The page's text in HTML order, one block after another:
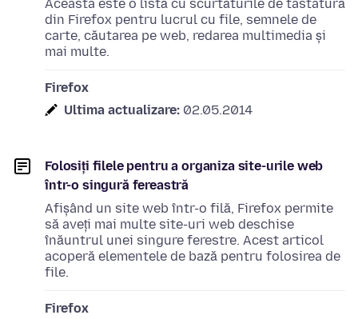
Aceasta este o listă cu scurtăturile de tastatură
din Firefox pentru lucrul cu file, semnele de
carte, căutarea pe web, redarea multimedia și
mai multe.
Firefox
Ultima actualizare: 02.05.2014
Folosiți filele pentru a organiza site-urile web
într-o singură fereastră
Afișând un site web într-o filă, Firefox permite
să aveți mai multe site-uri web deschise
înăuntrul unei singure ferestre. Acest articol
acoperă elementele de bază pentru folosirea de
file.
Firefox